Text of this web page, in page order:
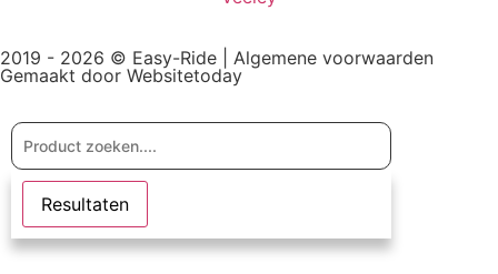
2019 - 2026 © Easy-Ride | Algemene voorwaarden
Gemaakt door Websitetoday
Resultaten